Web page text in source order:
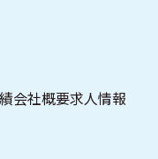
会社概要求人情報